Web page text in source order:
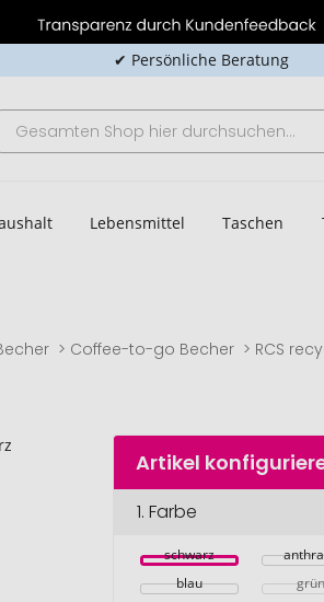
✔ Persönliche Beratung
Lebensmittel Taschen
Coffee-to-go Becher RCS
Artikel
1.Farbe
schwarz
blau